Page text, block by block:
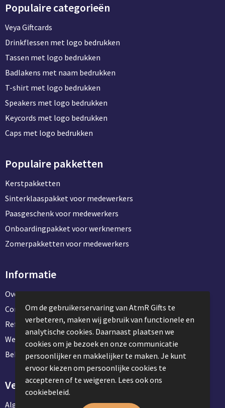
Populaire categorieën
Veya Giftcards
Drinkflessen met logo bedrukken
Tassen met logo bedrukken
Badlakens met naam bedrukken
T-shirt met logo bedrukken
Speakers met logo bedrukken
Keycords met logo bedrukken
Caps met logo bedrukken
Populaire pakketten
Kerstpakketten
Sinterklaaspakket voor medewerkers
Paasgeschenk voor medewerkers
Onboardingpakket voor werknemers
Zomerpakketten voor medewerkers
Informatie
Over ons
Contact en klantenservice
Referentie projecten
Werken & stage bij AtmR Gifts
Bekijk kantoorbenodigdheden
Veilig winkelen
Algemene voorwaarden
Om de gebruikerservaring van AtmR Gifts te
verbeteren, maken wij gebruik van functionele en
analytische cookies. Daarnaast plaatsen we
cookies om je bezoek en onze communicatie
persoonlijker en makkelijker te maken. Je kunt
ervoor kiezen om persoonlijke cookies te
accepteren of te weigeren. Lees ook ons
cookiebeleid.